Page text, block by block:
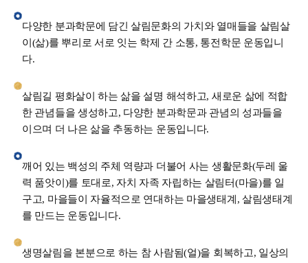
다양한 분과학문에 담긴 살림문화의 가치와 열매들을 살림살
이(삶)를 뿌리로 서로 잇는 학제 간 소통, 통전학문 운동입니
다.
살림길 평화살이 하는 삶을 설명 해석하고, 새로운 삶에 적합
한 관념들을 생성하고, 다양한 분과학문과 관념의 성과들을
이으며 더 나은 삶을 추동하는 운동입니다.
깨어 있는 백성의 주체 역량과 더불어 사는 생활문화(두레 울
력 품앗이)를 토대로, 자치 자족 자립하는 살림터(마을)를 일
구고, 마을들이 자율적으로 연대하는 마을생태계, 살림생태계
를 만드는 운동입니다.
생명살림을 본분으로 하는 참 사람됨(얼)을 회복하고, 일상의